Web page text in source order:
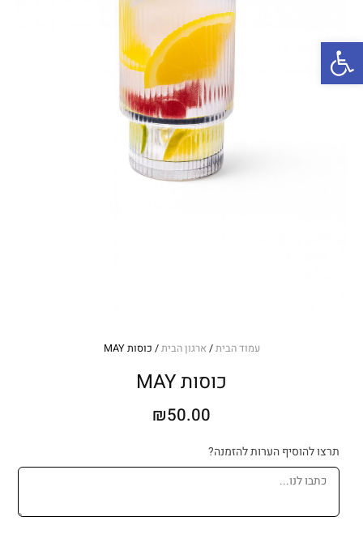
פתח סרגל נגישות
עמוד הבית/ ארגון הבית/ כוסות MAY
כוסות MAY
₪50.00
תרצו להוסיף הערות להזמנה?
של
כוסות